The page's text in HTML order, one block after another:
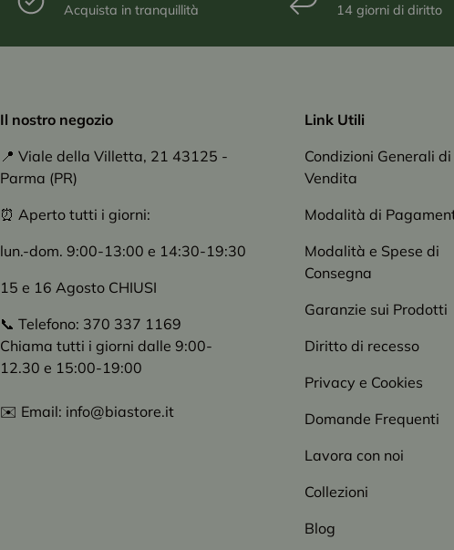
Acquista in tranquillità
14 giorni di diritto
Il nostro negozio
📍 Viale della Villetta, 21 43125 -
Parma (PR)
⏰ Aperto tutti i giorni:
lun.-dom. 9:00-13:00 e 14:30-19:30
15 e 16 Agosto CHIUSI
📞 Telefono: 370 337 1169
Chiama tutti i giorni dalle 9:00-
12.30 e 15:00-19:00
✉️ Email: info@biastore.it
Link Utili
Condizioni Generali di
Vendita
Modalità di
Modalità e Spese di
Consegna
Garanzie sui Prodotti
Diritto di recesso
Privacy e Cookies
Domande Frequenti
Lavora con noi
Collezioni
Blog